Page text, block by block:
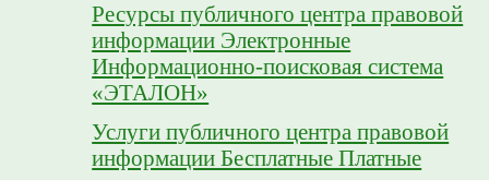
Ресурсы публичного центра правовой
информации Электронные
Информационно-поисковая система
«ЭТАЛОН»
Услуги публичного центра правовой
информации Бесплатные Платные